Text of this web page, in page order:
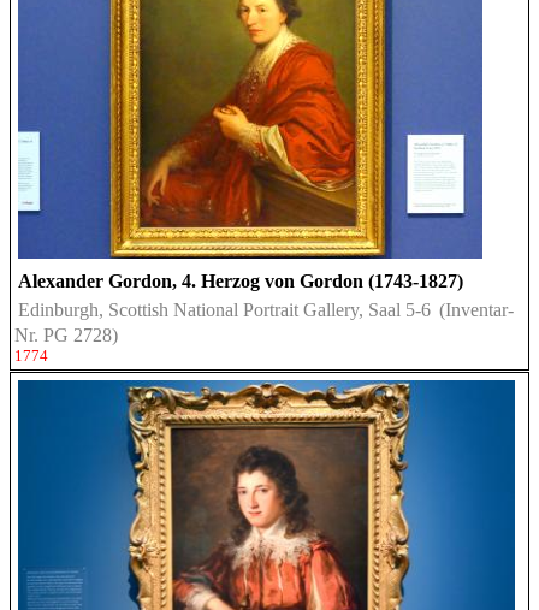
Alexander Gordon, 4. Herzog von Gordon (1743-1827)
Edinburgh, Scottish National Portrait Gallery, Saal 5-6 (Inventar-
Nr. PG 2728)
1774